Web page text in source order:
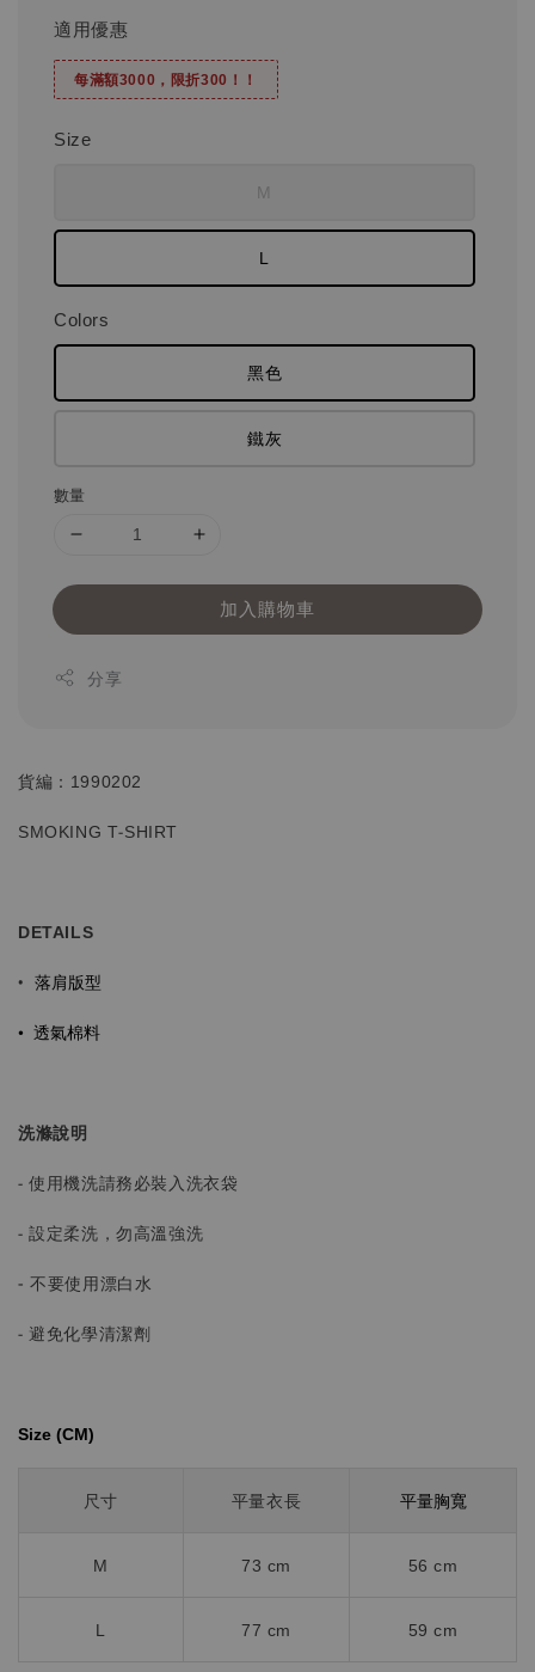
適用優惠
每滿額3000，限折300！！
Size
M
L
Colors
黑色
鐵灰
數量
加入購物車
分享
貨編：1990202
SMOKING T-SHIRT
DETAILS
• 落肩版型
• 透氣棉料
洗滌說明
- 使用機洗請務必裝入洗衣袋
- 設定柔洗，勿高溫強洗
-不要使用漂白水
- 避免化學清潔劑
Size (CM)⁡⁡
尺寸 平量衣長 平量胸寬
M 73 cm 56 cm
L 77 cm 59 cm